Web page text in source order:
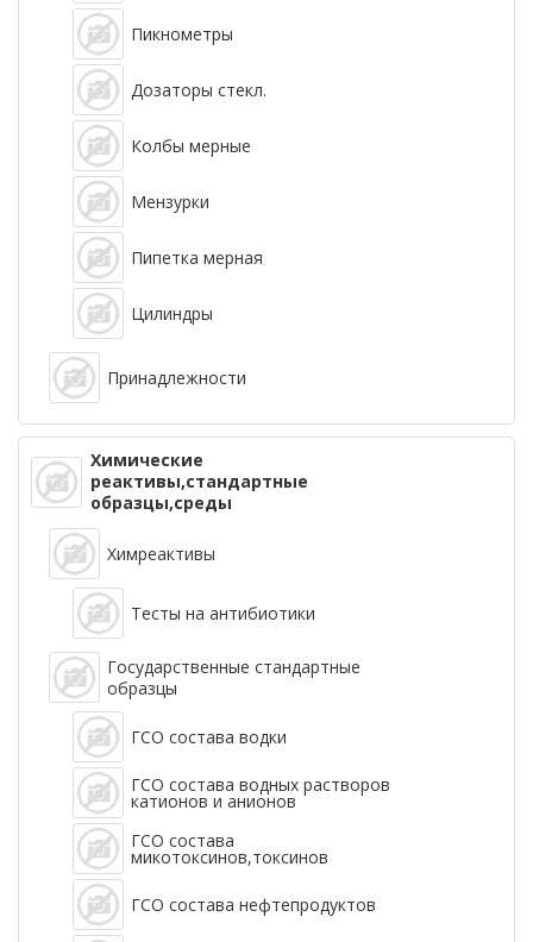
Пикнометры
Дозаторы стекл.
Колбы мерные
Мензурки
Пипетка мерная
Цилиндры
Принадлежности
Химические
реактивы,стандартные
образцы,среды
Химреактивы
Тесты на антибиотики
Государственные стандартные
образцы
ГСО состава водки
ГСО состава водных растворов
катионов и анионов
ГСО состава
микотоксинов,токсинов
ГСО состава нефтепродуктов